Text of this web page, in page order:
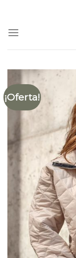
contenido
¡Oferta!